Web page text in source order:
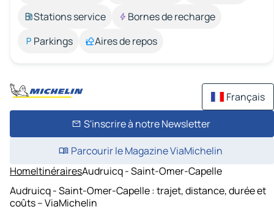
Stations service
Bornes de recharge
Parkings
Aires de repos
Français
S'inscrire à notre Newsletter
Parcourir le Magazine ViaMichelin
HomeItinérairesAudruicq - Saint-Omer-Capelle
Audruicq - Saint-Omer-Capelle : trajet, distance, durée et
coûts – ViaMichelin